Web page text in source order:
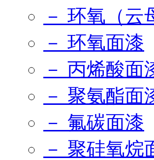
－ 环氧（云
－ 环氧面漆
－ 丙烯酸面
－ 聚氨酯面
－ 氟碳面漆
－ 聚硅氧烷